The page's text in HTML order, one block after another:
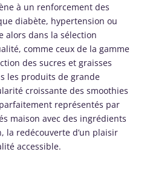
à un renforcement des
diabète, hypertension ou
alors dans la sélection
comme ceux de la gamme
des sucres et graisses
les produits de grande
croissante des smoothies
représentés par
maison avec des ingrédients
la redécouverte d’un plaisir
accessible.